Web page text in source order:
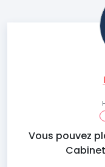
Vous pouvez